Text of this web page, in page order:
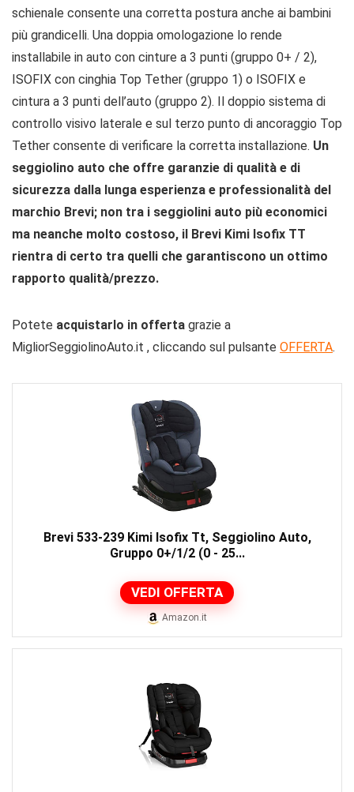
schienale consente una corretta postura anche ai bambini
più grandicelli. Una doppia omologazione lo rende
installabile in auto con cinture a 3 punti (gruppo 0+ / 2),
ISOFIX con cinghia Top Tether (gruppo 1) o ISOFIX e
cintura a 3 punti dell’auto (gruppo 2). Il doppio sistema di
controllo visivo laterale e sul terzo punto di ancoraggio Top
Tether consente di verificare la corretta installazione. Un
seggiolino auto che offre garanzie di qualità e di
sicurezza dalla lunga esperienza e professionalità del
marchio Brevi; non tra i seggiolini auto più economici
ma neanche molto costoso, il Brevi Kimi Isofix TT
rientra di certo tra quelli che garantiscono un ottimo
rapporto qualità/prezzo.
Potete acquistarlo in offerta grazie a
MigliorSeggiolinoAuto.it , cliccando sul pulsante OFFERTA.
Brevi 533-239 Kimi Isofix Tt, Seggiolino Auto,
Gruppo 0+/1/2 (0 - 25...
VEDI OFFERTA
Amazon.it